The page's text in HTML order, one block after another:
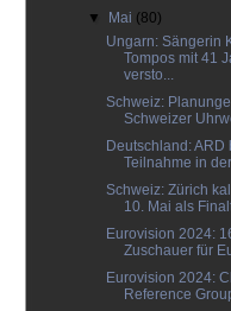
▼
Mai (80)
Ungarn: Sängerin
Tompos mit 41
versto...
Schweiz:
Schweizer
Deutschland: ARD
Teilnahme in
Schweiz: Zürich
10. Mai als
Eurovision 2024:
Zuschauer für
Eurovision 2024:
Reference